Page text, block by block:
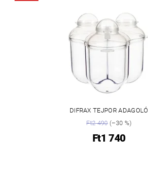
DIFRAX TEJPOR ADAGOLÓ
Ft2 490(–30 %)
Ft1 740